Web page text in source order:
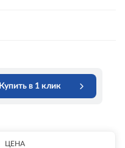
Купить в 1 клик
ЦЕНА